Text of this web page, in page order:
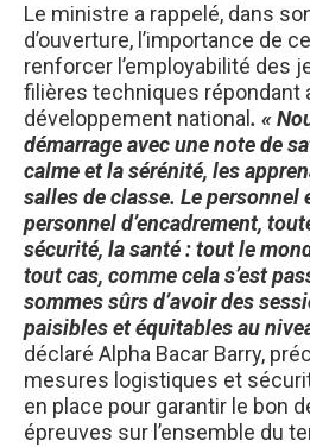
Le ministre a rappelé, dans
d’ouverture, l’importance de
renforcer l’employabilité des
filières techniques répondant
développement national. «
démarrage avec une note de
calme et la sérénité, les
salles de classe. Le personnel
personnel d’encadrement,
sécurité, la santé : tout le
tout cas, comme cela s’est
sommes sûrs d’avoir des
paisibles et équitables au
déclaré Alpha Bacar Barry,
mesures logistiques et
en place pour garantir le bon
épreuves sur l’ensemble du